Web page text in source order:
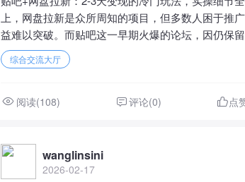
上，网盘拉新是众所周知的项目，但多数人困于
益难以突破。而贴吧这一早期火爆的论坛，因仍保
综合交流大厅
阅读(108) 评论(0) 点
wanglinsini
2026-02-17